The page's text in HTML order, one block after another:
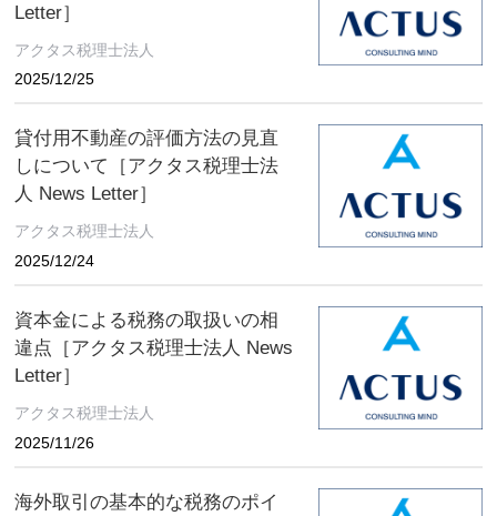
Letter］
アクタス税理士法人
2025/12/25
貸付用不動産の評価方法の見直
しについて［アクタス税理士法
人 News Letter］
アクタス税理士法人
2025/12/24
資本金による税務の取扱いの相
違点［アクタス税理士法人 News
Letter］
アクタス税理士法人
2025/11/26
海外取引の基本的な税務のポイ